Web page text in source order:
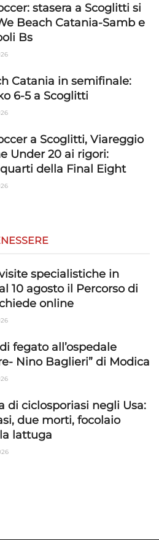
stasera a Scoglitti si
Beach Catania-Samb e
Bs
Catania in semifinale:
6-5 a Scoglitti
a Scoglitti, Viareggio
Under 20 ai rigori:
della Final Eight
specialistiche in
10 agosto il Percorso di
online
fegato all’ospedale
Nino Baglieri” di Modica
di ciclosporiasi negli Usa:
due morti, focolaio
lattuga